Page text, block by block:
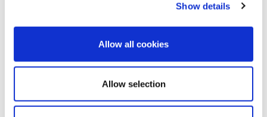
Show details
Allow all cookies
Allow selection